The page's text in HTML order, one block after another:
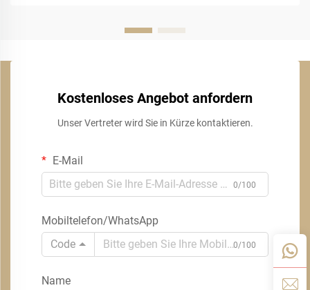
Kostenloses Angebot anfordern
Unser Vertreter wird Sie in Kürze kontaktieren.
E-Mail
0/100
Mobiltelefon/WhatsApp
Code
0/100
Name